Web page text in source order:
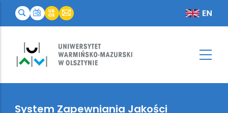
System Zapewniania Jakości